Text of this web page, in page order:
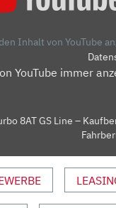
Inhalt von YouTube
YouTube immer
8AT GS Line –